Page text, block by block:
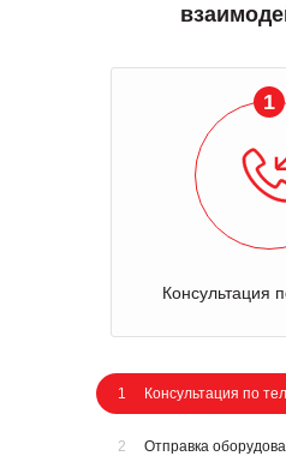
1
Консультация
1 Консультация по
2 Отправка